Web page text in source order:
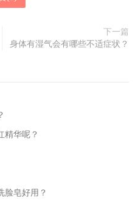
下一篇
身体有湿气会有哪些不适症状？
精华呢？
脸皂好用？